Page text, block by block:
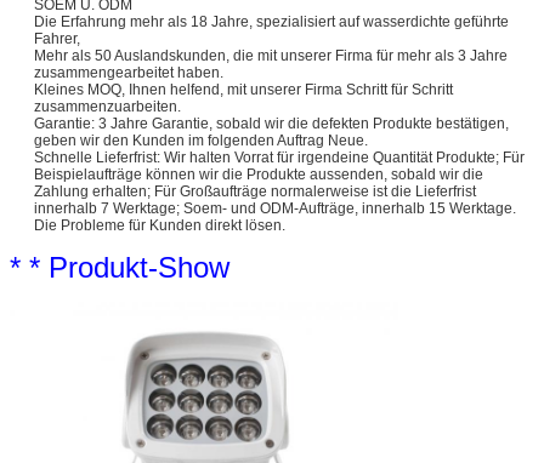
SOEM U. ODM
Die Erfahrung mehr als 18 Jahre, spezialisiert auf wasserdichte geführte
Fahrer,
Mehr als 50 Auslandskunden, die mit unserer Firma für mehr als 3 Jahre
zusammengearbeitet haben.
Kleines MOQ, Ihnen helfend, mit unserer Firma Schritt für Schritt
zusammenzuarbeiten.
Garantie: 3 Jahre Garantie, sobald wir die defekten Produkte bestätigen,
geben wir den Kunden im folgenden Auftrag Neue.
Schnelle Lieferfrist: Wir halten Vorrat für irgendeine Quantität Produkte; Für
Beispielaufträge können wir die Produkte aussenden, sobald wir die
Zahlung erhalten; Für Großaufträge normalerweise ist die Lieferfrist
innerhalb 7 Werktage; Soem- und ODM-Aufträge, innerhalb 15 Werktage.
Die Probleme für Kunden direkt lösen.
* * Produkt-Show